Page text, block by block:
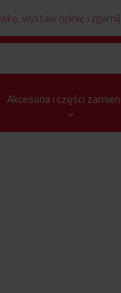
wystaw opinię i zgarnij
Akcesoria i części